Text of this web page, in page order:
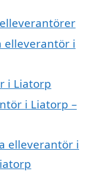
elleverantör i
i Liatorp
i Liatorp –
elleverantör i